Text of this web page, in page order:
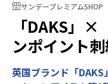
サンデープレミアムSHOP
「DAKS」×
ンポイント
英国ブランド「